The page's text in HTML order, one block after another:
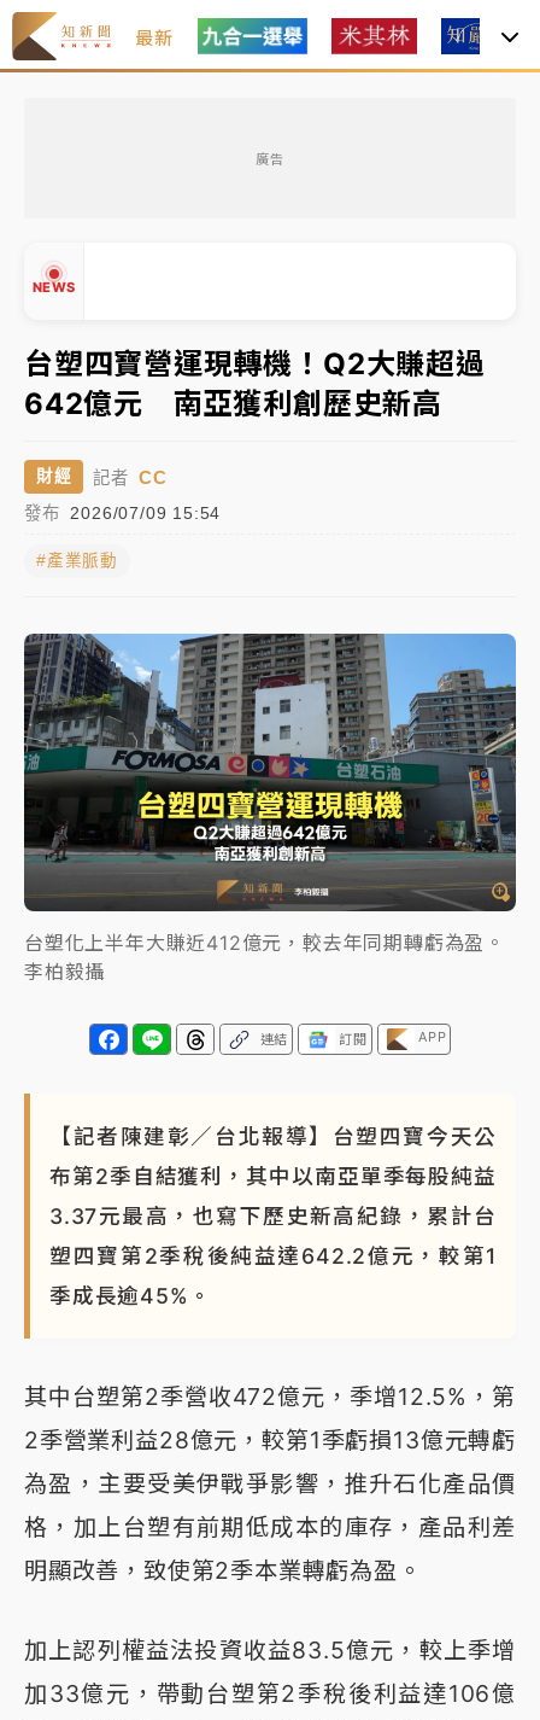
最新
廣告
NEWS
處置制度大變革！ 證交所今起縮短股票「關禁閉」天
數與撮合時間
才續任就飛美國大學面試 清大校長高為元致歉：機會
到來時引起我的好奇
白海豚颱風解除海警 西南風來了！4縣市大雨特報、各
分析｜
標？ 鴻海本週法說法人關注的四大重點
中租控股7月營收創今年新高 前7月獲利成長6%
獨家｜ 和欣客運總裁逝世！少東涉洗錢遭收押 戴手銬
腳鐐提前奔靈堂畫面曝
處置制度大變革！ 證交所今起縮短股票「關禁閉」天
數與撮合時間
才續任就飛美國大學面試 清大校長高為元致歉：機會
到來時引起我的好奇
白海豚颱風解除海警 西南風來了！4縣市大雨特報、各
分析｜ 7月營收甫首破單月9000億元下半年續旺指
盟 兩大愛徒向他致
台塑四寶營運現轉機！Q2大賺超過
642億元 南亞獲利創歷史新高
財經 記者 CC
發布 2026/07/09 15:54
#產業脈動
台塑化上半年大賺近412億元，較去年同期轉虧為盈。
李柏毅攝
連結 訂閱 APP
【記者陳建彰／台北報導】台塑四寶今天公
布第2季自結獲利，其中以南亞單季每股純益
3.37元最高，也寫下歷史新高紀錄，累計台
塑四寶第2季稅後純益達642.2億元，較第1
季成長逾45%。
其中台塑第2季營收472億元，季增12.5%，第
2季營業利益28億元，較第1季虧損13億元轉虧
為盈，主要受美伊戰爭影響，推升石化產品價
格，加上台塑有前期低成本的庫存，產品利差
明顯改善，致使第2季本業轉虧為盈。
加上認列權益法投資收益83.5億元，較上季增
加33億元，帶動台塑第2季稅後利益達106億